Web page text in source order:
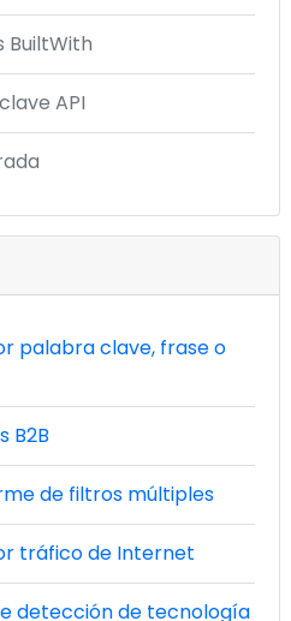
BuiltWith
API
palabra clave, frase o
B2B
de filtros múltiples
tráfico de Internet
detección de tecnología